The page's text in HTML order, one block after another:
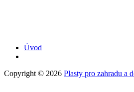
Úvod
Copyright © 2026 Plasty pro zahradu a